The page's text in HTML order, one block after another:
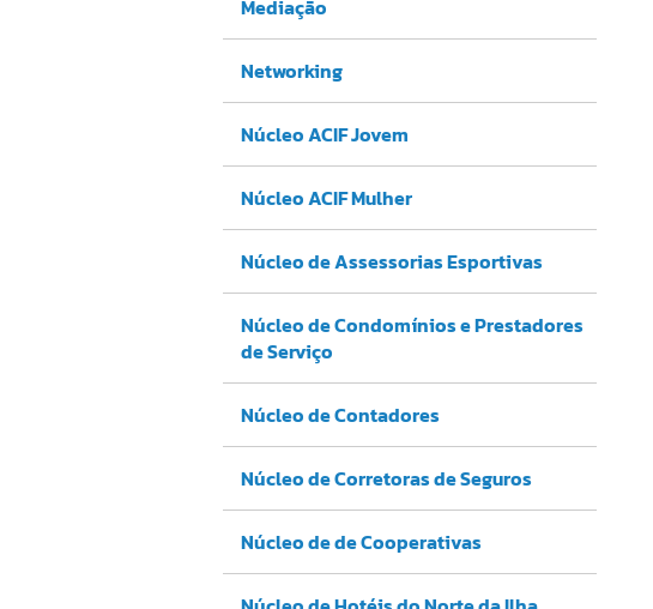
Mediação
Networking
Núcleo ACIF Jovem
Núcleo ACIF Mulher
Núcleo de Assessorias Esportivas
Núcleo de Condomínios e Prestadores
de Serviço
Núcleo de Contadores
Núcleo de Corretoras de Seguros
Núcleo de de Cooperativas